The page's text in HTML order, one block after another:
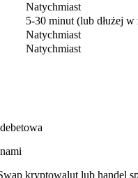
Natychmiast
5-30 minut (lub dłużej
Natychmiast
Natychmiast
kryptowalut lub handel